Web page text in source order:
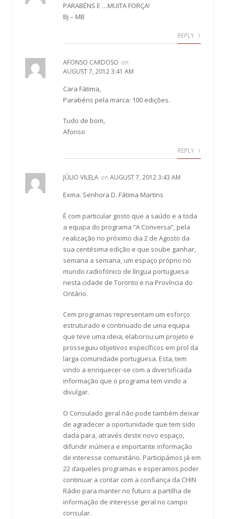
PARABÉNS E …MUITA FORÇA!
Bj – MB
REPLY
AFONSO CARDOSO on
AUGUST 7, 2012 3:41 AM
Cara Fátima,
Parabéns pela marca: 100 edições.
Tudo de bom,
Afonso
REPLY
JÚLIO VILELA on AUGUST 7, 2012 3:43 AM
Exma. Senhora D. Fátima Martins
É com particular gosto que a saúdo e a toda
a equipa do programa “A Conversa”, pela
realização no próximo dia 2 de Agosto da
sua centésima edição e que soube ganhar,
semana a semana, um espaço próprio no
mundo radiofónico de língua portuguesa
nesta cidade de Toronto e na Província do
Ontário.
Cem programas representam um esforço
estruturado e continuado de uma equipa
que teve uma ideia, elaborou um projeto e
prosseguiu objetivos específicos em prol da
larga comunidade portuguesa. Esta, tem
vindo a enriquecer-se com a diversificada
informação que o programa tem vindo a
divulgar.
O Consulado geral não pode também deixar
de agradecer a oportunidade que tem sido
dada para, através deste novo espaço,
difundir inúmera e importante informação
de interesse comunitário. Participámos já em
22 daqueles programas e esperamos poder
continuar a contar com a confiança da CHIN
Rádio para manter no futuro a partilha de
informação de interesse geral no campo
consular.